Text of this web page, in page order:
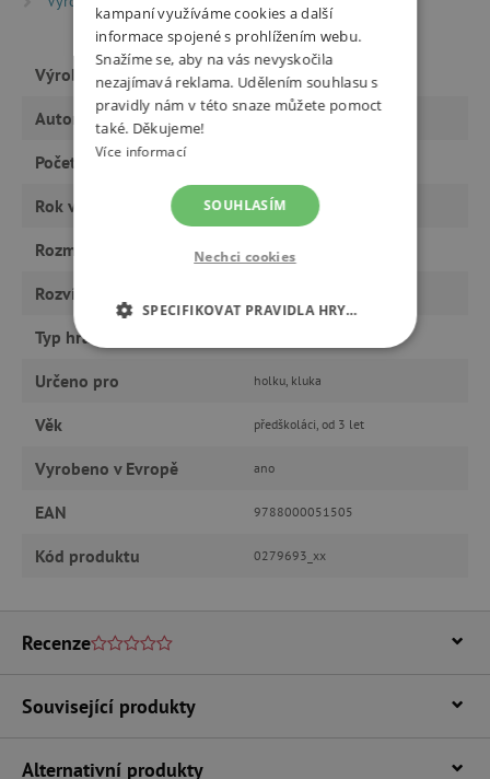
Výrobce Albatros
Autor Markéta Špačková
Počet stran
Rok vydání 2018
Rozměry 230x210 mm
Rozvíjí
Typ hračky
Určeno pro holku, kluka
Věk předškoláci, od 3 let
Vyrobeno v Evropě ano
EAN 9788000051505
Kód produktu 0279693_xx
Recenze
Související produkty
Alternativní produkty
kampaní využíváme cookies a další
informace spojené s prohlížením webu.
Snažíme se, aby na vás nevyskočila
nezajímavá reklama. Udělením souhlasu s
pravidly nám v této snaze můžete pomoct
také. Děkujeme!
Více informací
SOUHLASÍM
Nechci cookies
SPECIFIKOVAT PRAVIDLA HRY…
MARKETINGOVÉ COOKIES
FUNKČNÍ SOUBORY
Nezbytně nutné cookies
Analytické cookies
Funkční soubory
Nezbytně nutné soubory cookie umožňují
základní funkce webových stránek, jako je
stránky nelze bez nezbytně nutných souborů